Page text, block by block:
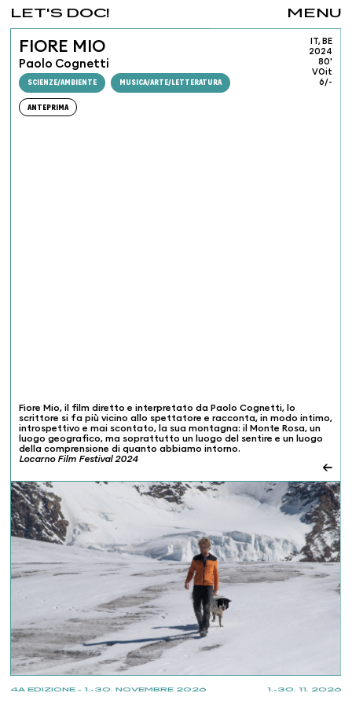
1.-30. 11. 2026
4A EDIZIONE - 1.-30. NOVEMBRE 2026
MENU
LET'S DOC!
FIORE MIO
Paolo Cognetti
SCIENZE/AMBIENTE MUSICA/ARTE/LETTERATURA
ANTEPRIMA
IT, BE
2024
80'
VOit
6/-
Fiore Mio, il film diretto e interpretato da Paolo Cognetti, lo
scrittore si fa più vicino allo spettatore e racconta, in modo intimo,
introspettivo e mai scontato, la sua montagna: il Monte Rosa, un
luogo geografico, ma soprattutto un luogo del sentire e un luogo
della comprensione di quanto abbiamo intorno.
Locarno Film Festival 2024
←